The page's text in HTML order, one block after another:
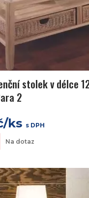
stolek v délce
2
ks s DPH
Na dotaz